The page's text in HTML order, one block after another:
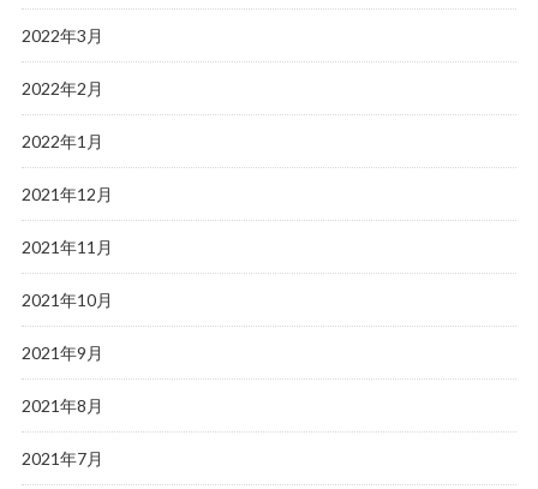
2022年3月
2022年2月
2022年1月
2021年12月
2021年11月
2021年10月
2021年9月
2021年8月
2021年7月